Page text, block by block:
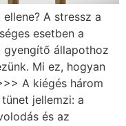
A stressz a
esetben a
gyengítő állapothoz
Mi ez, hogyan
A kiégés három
jellemzi: a
és az